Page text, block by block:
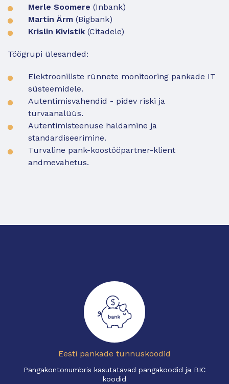
Merle Soomere (Inbank)
Martin Ärm (Bigbank)
Krislin Kivistik (Citadele)
Töögrupi ülesanded:
Elektrooniliste rünnete monitooring pankade IT
süsteemidele.
Autentimisvahendid - pidev riski ja
turvaanalüüs.
Autentimisteenuse haldamine ja
standardiseerimine.
Turvaline pank-koostööpartner-klient
andmevahetus.
Eesti pankade tunnuskoodid
Pangakontonumbris kasutatavad pangakoodid ja BIC
koodid